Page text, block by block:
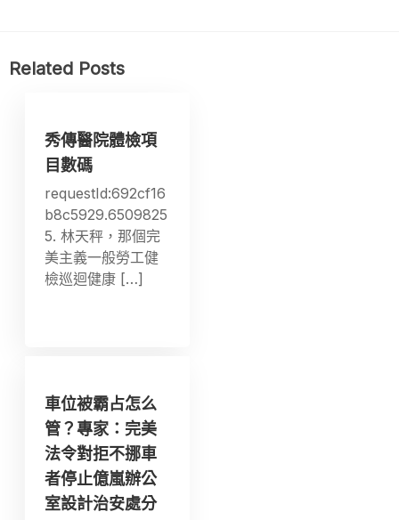
Related Posts
秀傳醫院體檢項
目數碼
requestId:692cf16
b8c5929.6509825
5. 林天秤，那個完
美主義一般勞工健
檢巡迴健康 […]
車位被霸占怎么
管？專家：完美
法令對拒不挪車
者停止億嵐辦公
室設計治安處分